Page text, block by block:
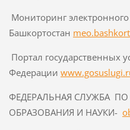
Мониторинг
Башкортостан
Портал государственных
Федерации
ФЕДЕРАЛЬНАЯ СЛУЖБА
ОБРАЗОВАНИЯ И НАУКИ-